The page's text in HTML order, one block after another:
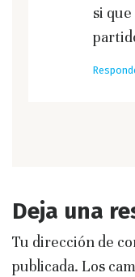
si que
Deja una
Tu dirección de
publicada. Los